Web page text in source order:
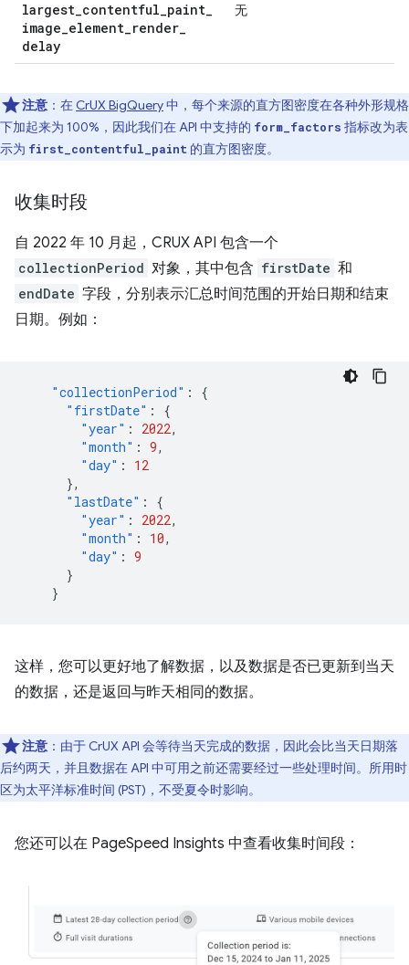
largest_contentful_paint_
image_element_render_
delay
无
注意 ：在 CrUX BigQuery中，每个来源的直方图密度在各种外形规格
下加起来为 100%，因此我们在 API 中支持的 form_factors 指标改为表
示为 first_contentful_paint 的直方图密度。
收集时段
自 2022 年 10 月起，CRUX API 包含一个
collectionPeriod 对象，其中包含 firstDate 和
endDate 字段，分别表示汇总时间范围的开始日期和结束
日期。例如：
"collectionPeriod" :
{
"firstDate" :
{
"year" : 2022,
"month" : 9,
"day" :
12
},
"lastDate" :
{
"year" : 2022,
"month" : 10,
"day" : 9
}
}
这样，您可以更好地了解数据，以及数据是否已更新到当天
的数据，还是返回与昨天相同的数据。
注意 ：由于 CrUX API 会等待当天完成的数据，因此会比当天日期落
后约两天，并且数据在 API 中可用之前还需要经过一些处理时间。所用时
区为太平洋标准时间 (PST)，不受夏令时影响。
您还可以在 PageSpeed Insights 中查看收集时间段：